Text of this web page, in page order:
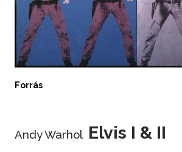
Forrás
Andy Warhol Elvis I & II